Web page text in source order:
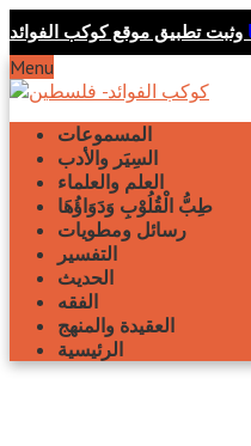
وثبت تطبيق موقع كوكب الفوائد
Menu
المسموعات
السِيَر والأدب
العلم والعلماء
طِبُّ الْقُلُوْبِ وَدَوَاؤُهَا
رسائل ومطويات
التفسير
الحديث
الفقه
العقيدة والمنهج
الرئيسية